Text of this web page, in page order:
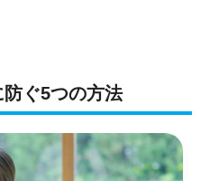
ぐ5つの方法